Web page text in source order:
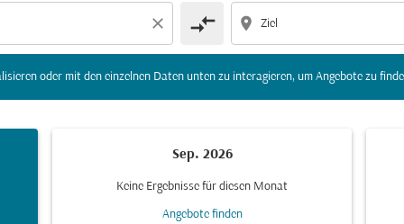
close compare_arrows location_on
oder mit den einzelnen Daten unten zu interagieren, um Angebote zu
Sep. 2026
Keine Ergebnisse für diesen Monat
Angebote finden